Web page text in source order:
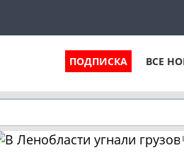
ПОДПИСКА ВСЕ